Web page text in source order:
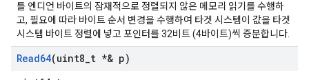
틀 엔디언 바이트의 잠재적으로 정렬되지 않은 메모리 읽기를 수행하
고, 필요에 따라 바이트 순서 변경을 수행하여 타겟 시스템이 값을 타겟
시스템 바이트 정렬에 넣고 포인터를 32비트 (4바이트)씩 증분합니다.
Read64(uint8 t *& p)